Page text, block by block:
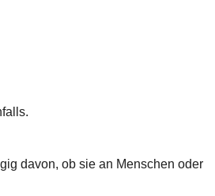
davon, ob sie an Menschen oder